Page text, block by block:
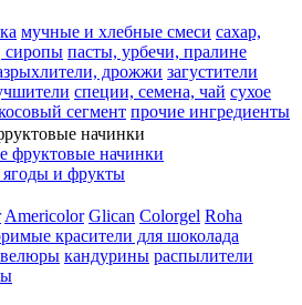
мучные и хлебные смеси сахар,
сиропы пасты, урбечи, пралине
дрожжи загустители
специи, семена, чай сухое
сегмент прочие ингредиенты
начинки
фруктовые начинки
и фрукты
Americolor Glican Colorgel Roha
красители для шоколада
велюры кандурины распылители